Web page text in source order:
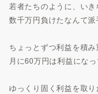
若者たちのように、い
数千万円負けたなんて派
ちょっとずつ利益を積み
月に60万円は利益にな
ゆっくり固く利益を取